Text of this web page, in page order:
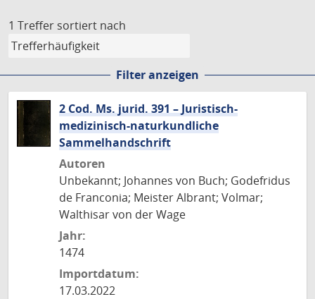
1 Treffer sortiert nach
Filter anzeigen
2 Cod. Ms. jurid. 391 – Juristisch-
medizinisch-naturkundliche
Sammelhandschrift
Autoren
Unbekannt; Johannes von Buch; Godefridus
de Franconia; Meister Albrant; Volmar;
Walthisar von der Wage
Jahr:
1474
Importdatum:
17.03.2022